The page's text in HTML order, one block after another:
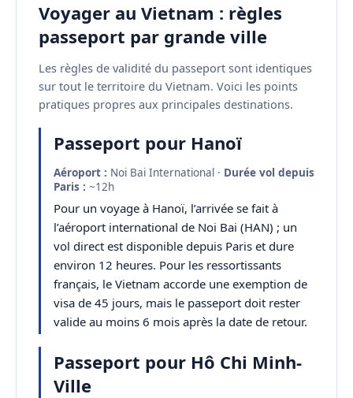
Voyager au Vietnam : règles
passeport par grande ville
Les règles de validité du passeport sont identiques
sur tout le territoire du Vietnam. Voici les points
pratiques propres aux principales destinations.
Passeport pour Hanoï
Aéroport : Noi Bai International · Durée vol depuis
Paris : ~12h
Pour un voyage à Hanoï, l’arrivée se fait à
l’aéroport international de Noi Bai (HAN) ; un
vol direct est disponible depuis Paris et dure
environ 12 heures. Pour les ressortissants
français, le Vietnam accorde une exemption de
visa de 45 jours, mais le passeport doit rester
valide au moins 6 mois après la date de retour.
Passeport pour Hô Chi Minh-
Ville